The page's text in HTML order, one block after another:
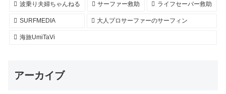
波乗り夫婦ちゃんねる サーファー救助 ライフセーバー救助
SURFMEDIA 大人プロサーファーのサーフィン
海旅UmiTaVi
アーカイブ